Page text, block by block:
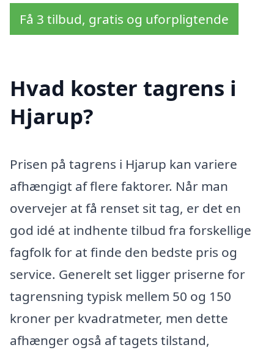
Få 3 tilbud, gratis og uforpligtende
Hvad koster tagrens i
Hjarup?
Prisen på tagrens i Hjarup kan variere
afhængigt af flere faktorer. Når man
overvejer at få renset sit tag, er det en
god idé at indhente tilbud fra forskellige
fagfolk for at finde den bedste pris og
service. Generelt set ligger priserne for
tagrensning typisk mellem 50 og 150
kroner per kvadratmeter, men dette
afhænger også af tagets tilstand,